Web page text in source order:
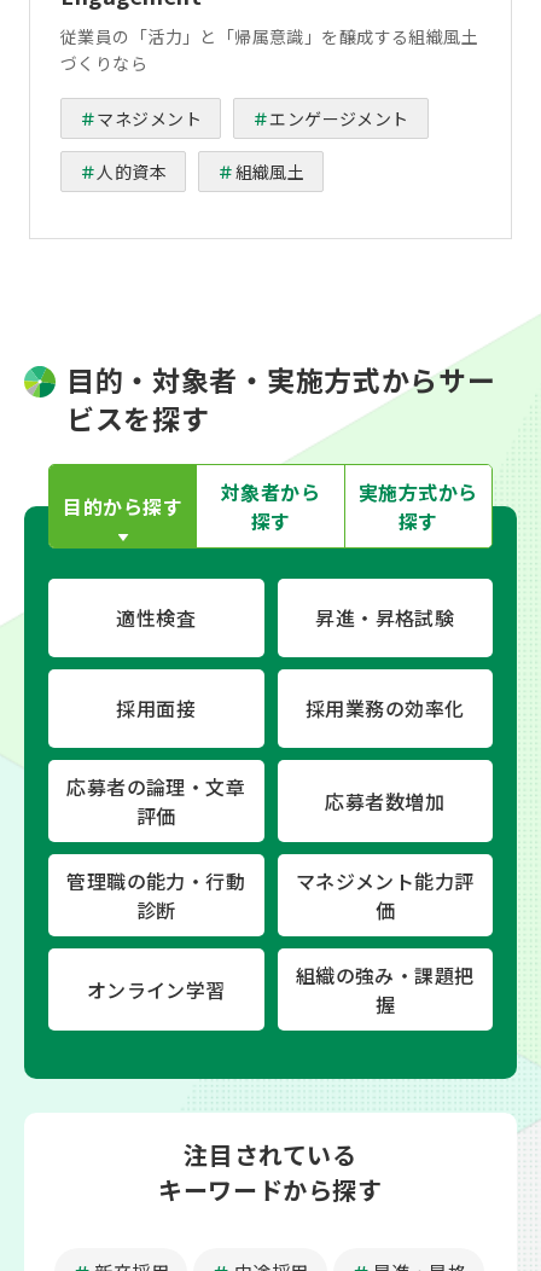
従業員の「活力」と「帰属意識」を醸成する組織風土
づくりなら
マネジメント エンゲージメント
人的資本 組織風土
目的・対象者・実施方式からサー
ビスを探す
目的から探す
対象者から
探す
実施方式から
探す
適性検査 昇進・昇格試験
採用面接 採用業務の効率化
応募者の論理・文章
評価
応募者数増加
管理職の能力・行動
診断
マネジメント能力評
価
オンライン学習
組織の強み・課題把
握
注目されている
キーワードから探す